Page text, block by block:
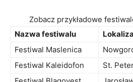
Zobacz przykładowe
Nazwa⁢ festiwalu
Festiwal Maslenica
Festiwal Kaleidofon
St.